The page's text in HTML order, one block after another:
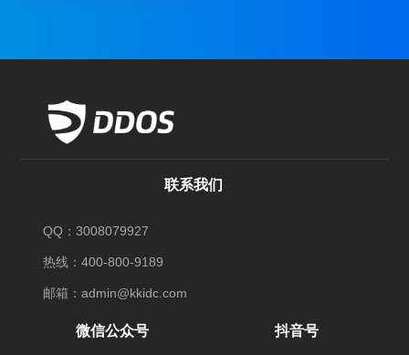
联系我们
QQ：3008079927
热线：400-800-9189
邮箱：admin@kkidc.com
微信公众号 抖音号